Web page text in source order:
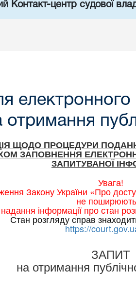
Контакт-центр судової
електронного
отримання